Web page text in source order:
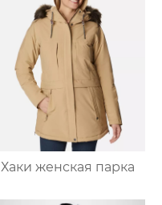
Хаки женская парка